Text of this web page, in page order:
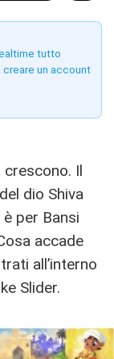
tutto
un account
Il
dio Shiva
per Bansi
accade
all’interno
Slider.